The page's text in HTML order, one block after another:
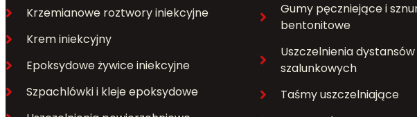
Krzemianowe roztwory iniekcyjne
Krem iniekcyjny
Epoksydowe żywice iniekcyjne
Szpachlówki i kleje epoksydowe
Gumy pęczniejące i
bentonitowe
Uszczelnienia dystansów
szalunkowych
Taśmy uszczelniające